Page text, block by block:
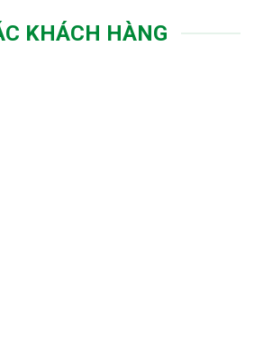
KHÁCH HÀNG